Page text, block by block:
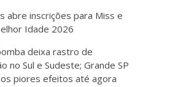
abre inscrições para Miss e
Idade 2026
deixa rastro de
no Sul e Sudeste; Grande SP
piores efeitos até agora